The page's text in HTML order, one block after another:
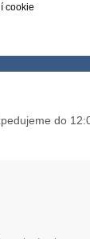
cookie
do